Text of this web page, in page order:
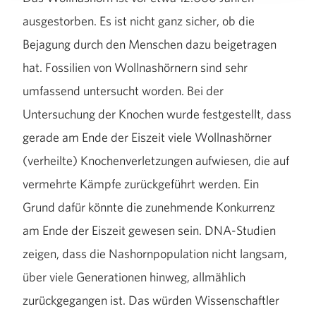
ausgestorben. Es ist nicht ganz sicher, ob die
Bejagung durch den Menschen dazu beigetragen
hat. Fossilien von Wollnashörnern sind sehr
umfassend untersucht worden. Bei der
Untersuchung der Knochen wurde festgestellt, dass
gerade am Ende der Eiszeit viele Wollnashörner
(verheilte) Knochenverletzungen aufwiesen, die auf
vermehrte Kämpfe zurückgeführt werden. Ein
Grund dafür könnte die zunehmende Konkurrenz
am Ende der Eiszeit gewesen sein. DNA-Studien
zeigen, dass die Nashornpopulation nicht langsam,
über viele Generationen hinweg, allmählich
zurückgegangen ist. Das würden Wissenschaftler